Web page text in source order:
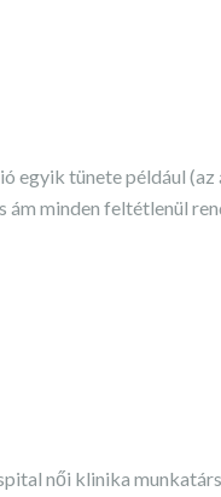
egyik tünete például
ám minden feltétlenül
női klinika